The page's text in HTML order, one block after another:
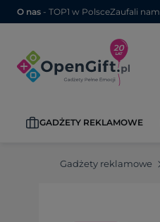
O nas - TOP1 w PolsceZaufali nam
GADŻETY REKLAMOWE
Gadżety reklamowe